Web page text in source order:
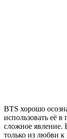
BTS хорошо
использовать её
сложное явление.
только из любви к